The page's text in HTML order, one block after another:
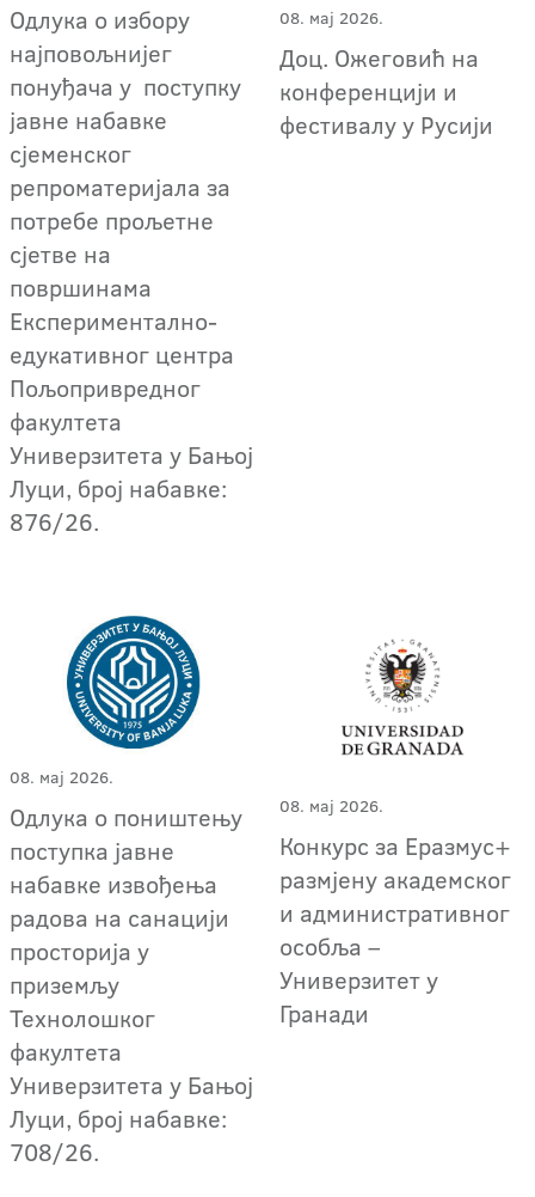
Одлука о избору
најповољнијег
понуђача у поступку
јавне набавке
сјеменског
репроматеријала за
потребе прољетне
сјетве на
површинама
Експериментално-
едукативног центра
Пољопривредног
факултета
Универзитета у Бањој
Луци, број набавке:
876/26.
08. мај 2026.
Доц. Ожеговић на
конференцији и
фестивалу у Русији
08. мај 2026.
Одлука о поништењу
поступка јавне
набавке извођења
радова на санацији
просторија у
приземљу
Технолошког
факултета
Универзитета у Бањој
Луци, број набавке:
708/26.
08. мај 2026.
Конкурс за Еразмус+
размјену академског
и административног
особља –
Универзитет у
Гранади